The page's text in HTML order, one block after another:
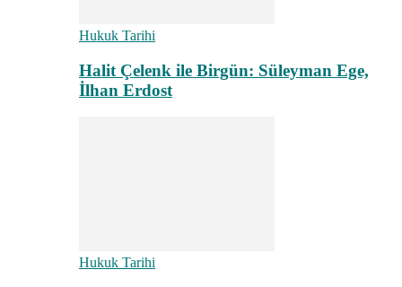
Hukuk Tarihi
Halit Çelenk ile Birgün: Süleyman Ege,
İlhan Erdost
Hukuk Tarihi